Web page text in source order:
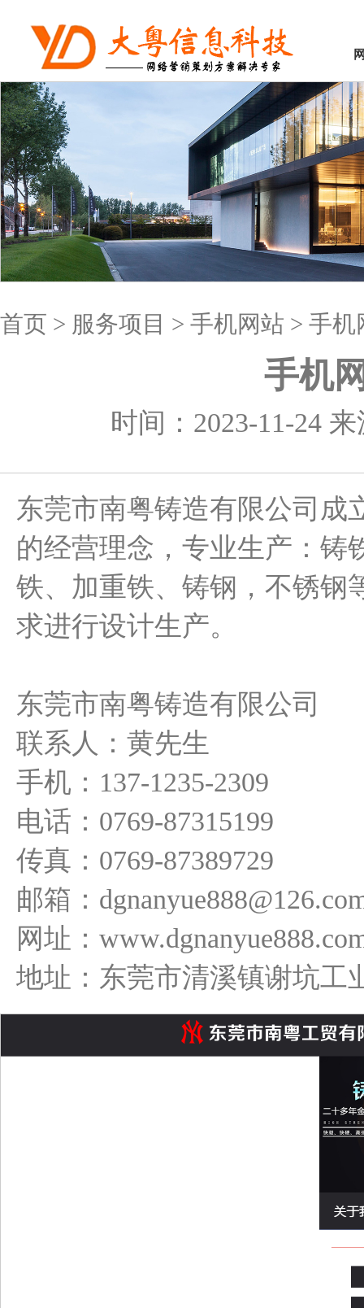
首页 > 服务项目 > 手机网站 > 手机
手机
时间：2023-11-24
东莞市南粤铸造有限公司成
的经营理念，专业生产：铸
铁、加重铁、铸钢，不锈钢
求进行设计生产。
东莞市南粤铸造有限公司
联系人：黄先生
手机：137-1235-2309
电话：0769-87315199
传真：0769-87389729
邮箱：
网址：
地址：东莞市清溪镇谢坑工